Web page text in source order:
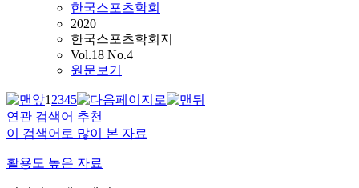
한국스포츠학회
2020
한국스포츠학회지
Vol.18 No.4
원문보기
12345
연관 검색어 추천
이 검색어로 많이 본 자료
활용도 높은 자료